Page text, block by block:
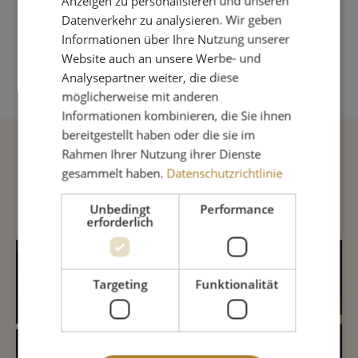
Produkt Anzahl: Gib den
IN DEN WARENKORB
Beschreibung
INHALTSSTOFFE
Datenverkehr zu analysieren. Wir geben
Informationen über Ihre Nutzung unserer
Website auch an unsere Werbe- und
Analysepartner weiter, die diese
möglicherweise mit anderen
Informationen kombinieren, die Sie ihnen
bereitgestellt haben oder die sie im
Rahmen Ihrer Nutzung ihrer Dienste
gesammelt haben. Datenschutzrichtlinie
Unbedingt
erforderlich
Performance
Targeting Funktionalität